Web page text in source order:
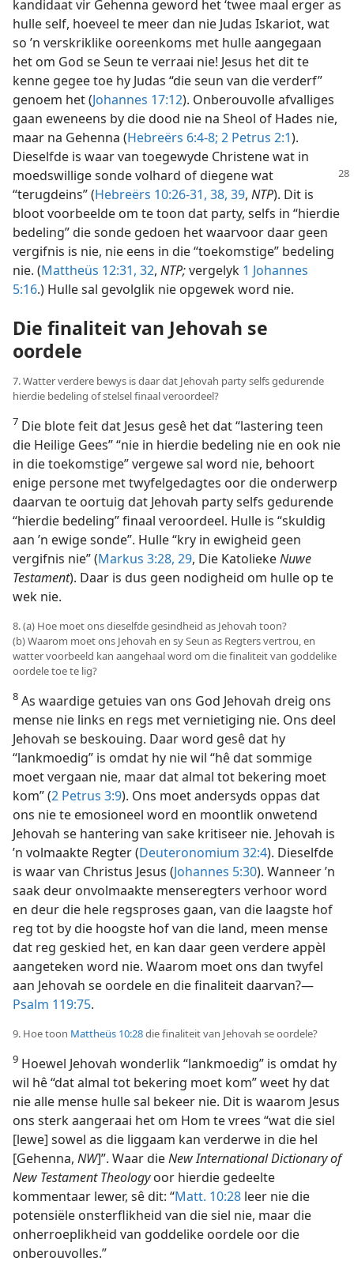
kandidaat vir Gehenna geword het ‘twee maal erger as
hulle self, hoeveel te meer dan nie Judas Iskariot, wat
so ’n verskriklike ooreenkoms met hulle aangegaan
het om God se Seun te verraai nie! Jesus het dit te
kenne gegee toe hy Judas “die seun van die verderf”
genoem het (Johannes 17:12). Onberouvolle afvalliges
gaan eweneens by die dood nie na Sheol of Hades nie,
maar na Gehenna (Hebreërs 6:4-8; 2 Petrus 2:1).
Dieselfde is waar van toegewyde Christene wat in
moedswillige sonde volhard of diegenewat
“terugdeins” (Hebreërs 10:26-31, 38, 39, NTP). Dit is
bloot voorbeelde om te toon dat party, selfs in “hierdie
bedeling” die sonde gedoen het waarvoor daar geen
vergifnis is nie, nie eens in die “toekomstige” bedeling
nie. (Mattheüs 12:31, 32, NTP;vergelyk 1 Johannes
5:16.) Hulle sal gevolglik nie opgewek word nie.
Die finaliteit van Jehovah se
oordele
7. Watter verdere bewys is daar dat Jehovah party selfs gedurende
hierdie bedeling of stelsel finaal veroordeel?
7 Die blote feit dat Jesus gesê het dat “lastering teen
die Heilige Gees” “nie in hierdie bedeling nie en ook nie
in die toekomstige” vergewe sal word nie, behoort
enige persone met twyfelgedagtes oor die onderwerp
daarvan te oortuig dat Jehovah party selfs gedurende
“hierdie bedeling” finaal veroordeel. Hulle is “skuldig
aan ’n ewige sonde”. Hulle “kry in ewigheid geen
vergifnis nie” (Markus 3:28, 29, Die KatoliekeNuwe
Testament). Daar is dus geen nodigheid om hulle op te
wek nie.
8. (a) Hoe moet ons dieselfde gesindheid as Jehovah toon?
(b) Waarom moet ons Jehovah en sy Seun as Regters vertrou, en
watter voorbeeld kan aangehaal word om die finaliteit van goddelike
oordele toe te lig?
8 As waardige getuies van ons God Jehovah dreig ons
mense nie links en regs met vernietiging nie. Ons deel
Jehovah se beskouing. Daar word gesê dat hy
“lankmoedig” is omdat hy nie wil “hê dat sommige
moet vergaan nie, maar dat almal tot bekering moet
kom” (2 Petrus 3:9). Ons moet andersyds oppas dat
ons nie te emosioneel word en moontlik onwetend
Jehovah se hantering van sake kritiseer nie. Jehovah is
’n volmaakte Regter (Deuteronomium 32:4). Dieselfde
is waar van Christus Jesus (Johannes 5:30). Wanneer ’n
saak deur onvolmaakte menseregters verhoor word
en deur die hele regsproses gaan, van die laagste hof
reg tot by die hoogste hof van die land, meen mense
dat reg geskied het, en kan daar geen verdere appèl
aangeteken word nie. Waarom moet ons dan twyfel
aan Jehovah se oordele en die finaliteit daarvan?—
Psalm 119:75.
9. Hoe toon Mattheüs 10:28die finaliteit van Jehovah se oordele?
9 Hoewel Jehovah wonderlik “lankmoedig” is omdat hy
wil hê “dat almal tot bekering moet kom” weet hy dat
nie alle mense hulle sal bekeer nie. Dit is waarom Jesus
ons sterk aangeraai het om Hom te vrees “wat die siel
[lewe] sowel as die liggaam kan verderwe in die hel
[Gehenna, NW]”. Waar dieNew International Dictionary of
New Testament Theologyoor hierdie gedeelte
kommentaar lewer, sê dit: “Matt. 10:28 leer nie die
potensiële onsterflikheid van die siel nie, maar die
onherroeplikheid van goddelike oordele oor die
onberouvolles.”